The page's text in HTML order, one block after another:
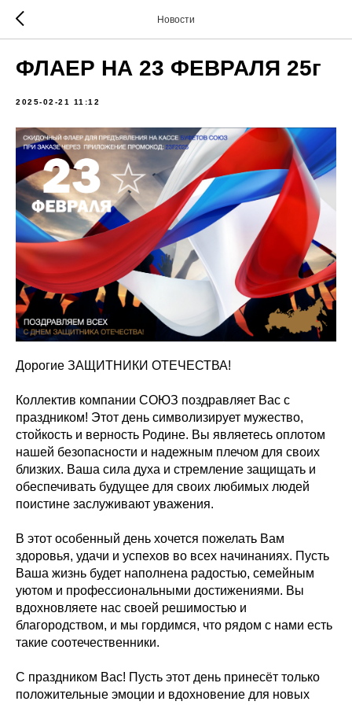
Новости
ФЛАЕР НА 23 ФЕВРАЛЯ 25г
2025-02-21 11:12
Дорогие ЗАЩИТНИКИ ОТЕЧЕСТВА!
Коллектив компании СОЮЗ поздравляет Вас с
праздником! Этот день символизирует мужество,
стойкость и верность Родине. Вы являетесь оплотом
нашей безопасности и надежным плечом для своих
близких. Ваша сила духа и стремление защищать и
обеспечивать будущее для своих любимых людей
поистине заслуживают уважения.
В этот особенный день хочется пожелать Вам
здоровья, удачи и успехов во всех начинаниях. Пусть
Ваша жизнь будет наполнена радостью, семейным
уютом и профессиональными достижениями. Вы
вдохновляете нас своей решимостью и
благородством, и мы гордимся, что рядом с нами есть
такие соотечественники.
С праздником Вас! Пусть этот день принесёт только
положительные эмоции и вдохновение для новых